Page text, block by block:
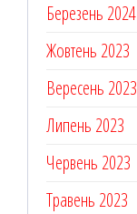
Березень 2024
Жовтень 2023
Вересень 2023
Липень 2023
Червень 2023
Травень 2023